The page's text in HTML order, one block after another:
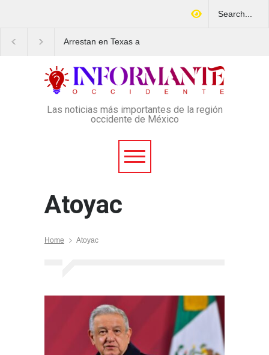
Arrestan en Texas a
esquema Ponzi con más de
4 mil afectados
de admisión: ¿Cuál
lugar y horario de la
protesta?
Las noticias más importantes de la región
occidente de México
Atoyac
Home Atoyac